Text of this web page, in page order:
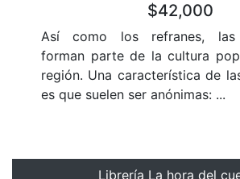
$42,000
Así como los refranes, las
forman parte de la cultura
región. Una característica de
es que suelen ser anónimas: ...
Librería La hora del